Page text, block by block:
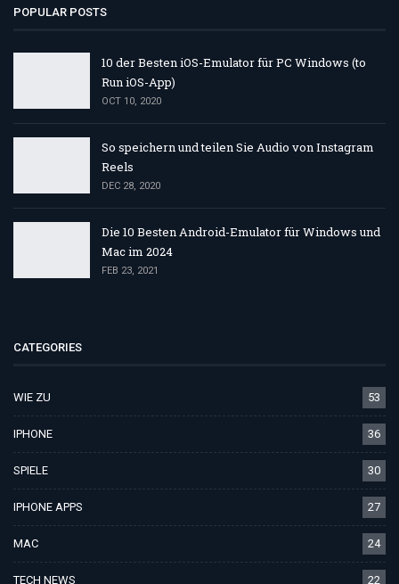
POPULAR POSTS
10 der Besten iOS-Emulator für PC Windows (to
Run iOS-App)
OCT 10, 2020
So speichern und teilen Sie Audio von Instagram
Reels
DEC 28, 2020
Die 10 Besten Android-Emulator für Windows und
Mac im 2024
FEB 23, 2021
CATEGORIES
WIE ZU 53
IPHONE 36
SPIELE 30
IPHONE APPS 27
MAC 24
TECH NEWS 22